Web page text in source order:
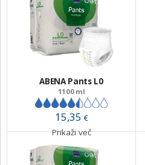
ABENA Pants L0
1100 ml
15,35 €
Prikaži več